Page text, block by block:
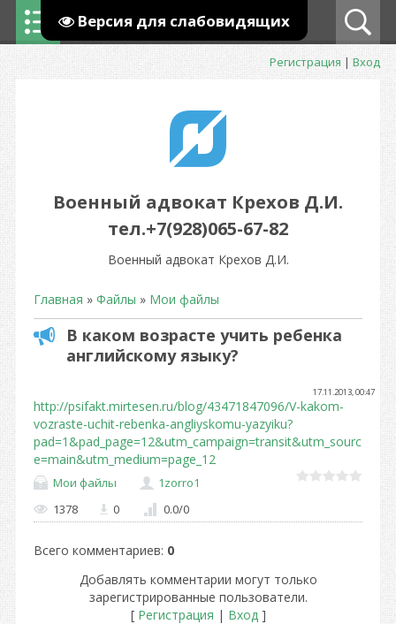
Версия для слабовидящих
Регистрация|Вход
Военный адвокат Крехов Д.И.
тел.+7(928)065-67-82
Военный адвокат Крехов Д.И.
Главная » Файлы » Мои файлы
В каком возрасте учить ребенка
английскому языку?
17.11.2013, 00:47
http://psifakt.mirtesen.ru/blog/43471847096/V-kakom-
vozraste-uchit-rebenka-angliyskomu-yazyiku?
pad=1&pad_page=12&utm_campaign=transit&utm_sourc
e=main&utm_medium=page_12
Мои файлы
1zorro1
1378
0 0.0/0
Всего комментариев: 0
Добавлять комментарии могут только
зарегистрированные пользователи.
[ Регистрация | Вход]